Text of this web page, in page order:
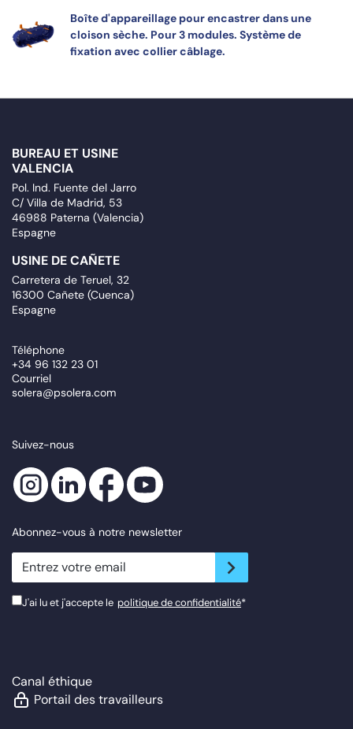
Boîte d'appareillage pour encastrer dans une
cloison sèche. Pour 3 modules. Système de
fixation avec collier câblage.
BUREAU ET USINE
VALENCIA
Pol. Ind. Fuente del Jarro
C/ Villa de Madrid, 53
46988 Paterna (Valencia)
Espagne
USINE DE CAÑETE
Carretera de Teruel, 32
16300 Cañete (Cuenca)
Espagne
Téléphone
+34 96 132 23 01
Courriel
solera@psolera.com
Suivez-nous
Abonnez-vous à notre newsletter
newsletter.suscribe
J'ai lu et j'accepte le politique de confidentialité*
Canal éthique
Portail des travailleurs